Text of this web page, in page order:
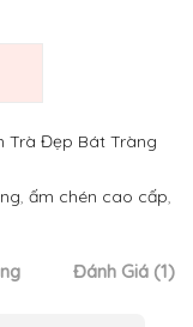
Trà Đẹp Bát Tràng
, ấm chén cao cấp,
Đánh Giá (1)